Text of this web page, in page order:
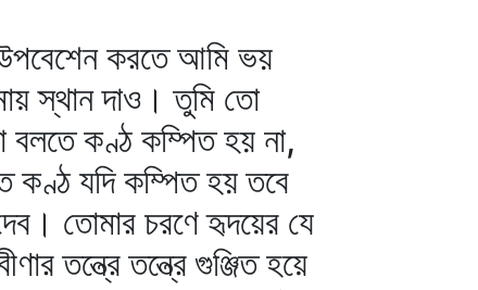
উপবেশেন করতে আমি ভয়
স্থান দাও। তুমি তো
বলতে কণ্ঠ কম্পিত হয় না,
কণ্ঠ যদি কম্পিত হয় তবে
তোমার চরণে হৃদয়ের যে
তন্ত্রে তন্ত্রে গুঞ্জিত হয়ে